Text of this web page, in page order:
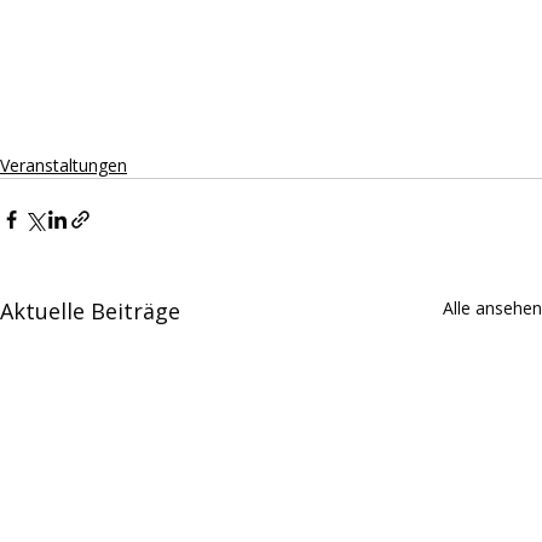
Veranstaltungen
Aktuelle Beiträge Alle ansehen